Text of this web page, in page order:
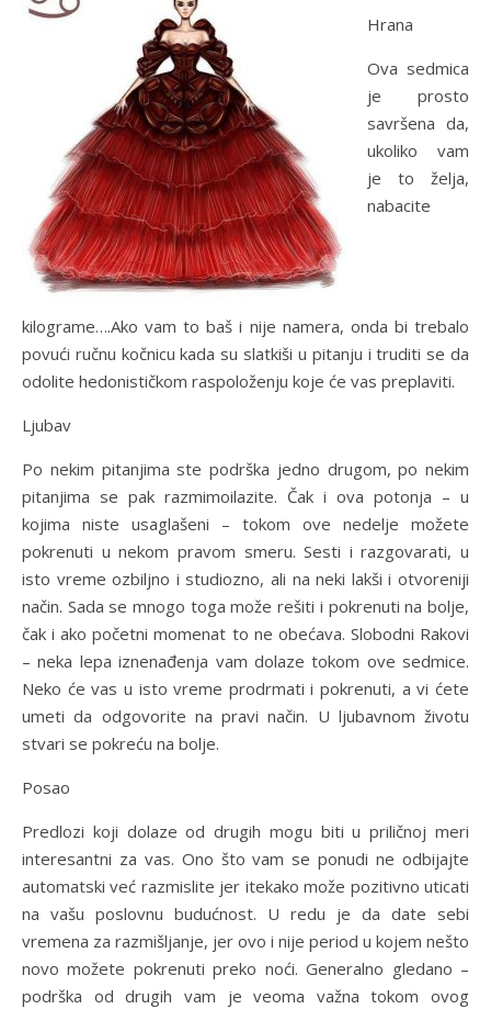
Hrana
Ova sedmica
je prosto
savršena da,
ukoliko vam
je to želja,
nabacite
kilograme….Ako vam to baš i nije namera, onda bi trebalo
povući ručnu kočnicu kada su slatkiši u pitanju i truditi se da
odolite hedonističkom raspoloženju koje će vas preplaviti.
Ljubav
Po nekim pitanjima ste podrška jedno drugom, po nekim
pitanjima se pak razmimoilazite. Čak i ova potonja – u
kojima niste usaglašeni – tokom ove nedelje možete
pokrenuti u nekom pravom smeru. Sesti i razgovarati, u
isto vreme ozbiljno i studiozno, ali na neki lakši i otvoreniji
način. Sada se mnogo toga može rešiti i pokrenuti na bolje,
čak i ako početni momenat to ne obećava. Slobodni Rakovi
– neka lepa iznenađenja vam dolaze tokom ove sedmice.
Neko će vas u isto vreme prodrmati i pokrenuti, a vi ćete
umeti da odgovorite na pravi način. U ljubavnom životu
stvari se pokreću na bolje.
Posao
Predlozi koji dolaze od drugih mogu biti u priličnoj meri
interesantni za vas. Ono što vam se ponudi ne odbijajte
automatski već razmislite jer itekako može pozitivno uticati
na vašu poslovnu budućnost. U redu je da date sebi
vremena za razmišljanje, jer ovo i nije period u kojem nešto
novo možete pokrenuti preko noći. Generalno gledano –
podrška od drugih vam je veoma važna tokom ovog